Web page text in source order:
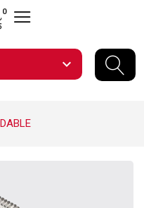
0
expand_more